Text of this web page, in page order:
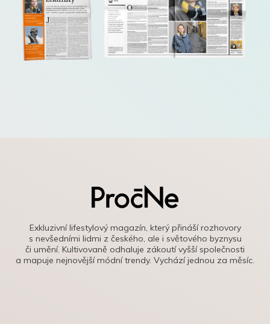
Exkluzivní lifestylový magazín, který přináší rozhovory
s nevšedními lidmi z českého, ale i světového byznysu
či umění. Kultivovaně odhaluje zákoutí vyšší společnosti
a mapuje nejnovější módní trendy. Vychází jednou za měsíc.